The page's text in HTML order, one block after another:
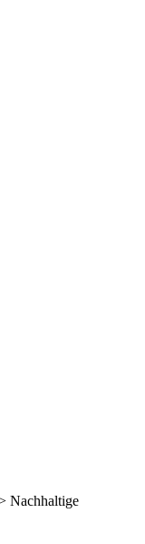
Nachhaltige